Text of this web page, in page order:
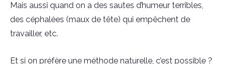
Mais aussi quand on a des sautes d’humeur terribles,
des céphalées (maux de tête) qui empêchent de
travailler, etc.
Et si on préfère une méthode naturelle, c’est possible ?